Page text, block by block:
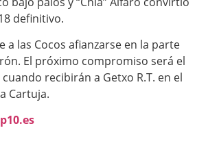
definitivo.
a las Cocos afianzarse en la parte
El próximo compromiso será el
recibirán a Getxo R.T. en el
Cartuja.